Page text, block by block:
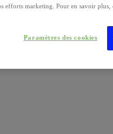
efforts marketing. Pour en savoir plus,
Paramètres des cookies